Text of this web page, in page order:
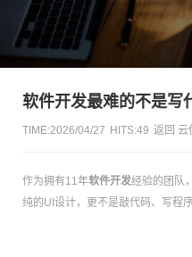
软件开发最难的不是写
TIME:2026/04/27 HITS:49 返回 云
作为拥有11年软件开发经验的团队
纯的UI设计，更不是敲代码、写程